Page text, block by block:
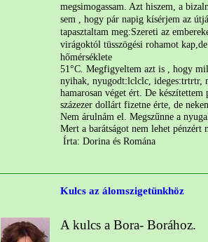
megsimogassam. Azt hiszem, a
sem , hogy pár napig kísérjem az
tapasztaltam meg:Szereti az
virágoktól tüsszögési rohamot
hőmérséklete
51°C. Megfigyeltem azt is , hogy
nyihak, nyugodt:lclclc, ideges:trtrtr,
hamarosan véget ért. De készítettem
százezer dollárt fizetne érte, de
Nem árulnám el. Megszűnne a
Mert a barátságot nem lehet pénzért
Írta: Dorina és Romána
Kulcs az álomszigetünkhöz
A kulcs a Bora- Borához.